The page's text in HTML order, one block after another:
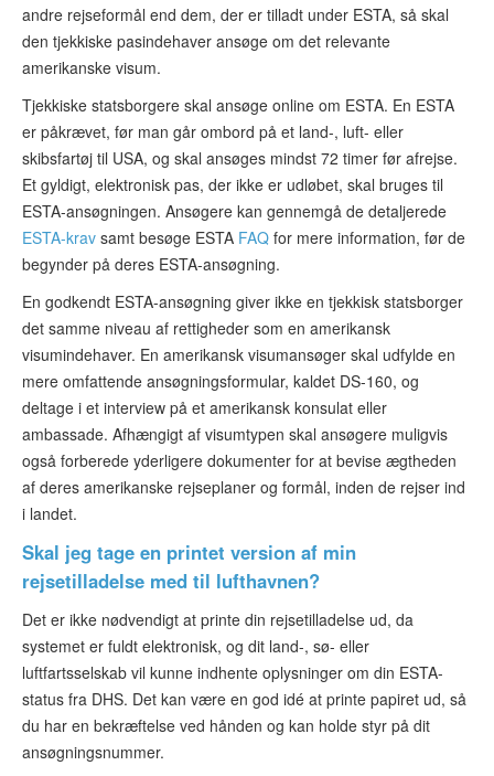
andre rejseformål end dem, der er tilladt under ESTA, så skal
den tjekkiske pasindehaver ansøge om det relevante
amerikanske visum.
Tjekkiske statsborgere skal ansøge online om ESTA. En ESTA
er påkrævet, før man går ombord på et land-, luft- eller
skibsfartøj til USA, og skal ansøges mindst 72 timer før afrejse.
Et gyldigt, elektronisk pas, der ikke er udløbet, skal bruges til
ESTA-ansøgningen. Ansøgere kan gennemgå de detaljerede
ESTA-krav samt besøge ESTA FAQ for mere information, før de
begynder på deres ESTA-ansøgning.
En godkendt ESTA-ansøgning giver ikke en tjekkisk statsborger
det samme niveau af rettigheder som en amerikansk
visumindehaver. En amerikansk visumansøger skal udfylde en
mere omfattende ansøgningsformular, kaldet DS-160, og
deltage i et interview på et amerikansk konsulat eller
ambassade. Afhængigt af visumtypen skal ansøgere muligvis
også forberede yderligere dokumenter for at bevise ægtheden
af deres amerikanske rejseplaner og formål, inden de rejser ind
i landet.
Skal jeg tage en printet version af min
rejsetilladelse med til lufthavnen?
Det er ikke nødvendigt at printe din rejsetilladelse ud, da
systemet er fuldt elektronisk, og dit land-, sø- eller
luftfartsselskab vil kunne indhente oplysninger om din ESTA-
status fra DHS. Det kan være en god idé at printe papiret ud, så
du har en bekræftelse ved hånden og kan holde styr på dit
ansøgningsnummer.